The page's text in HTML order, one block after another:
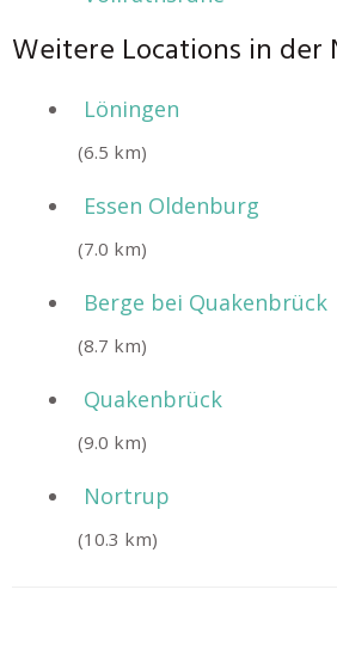
Weitere Locations in der
Löningen
(6.5 km)
Essen Oldenburg
(7.0 km)
Berge bei Quakenbrück
(8.7 km)
Quakenbrück
(9.0 km)
Nortrup
(10.3 km)